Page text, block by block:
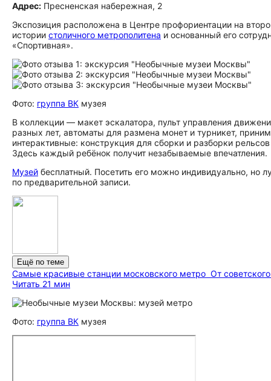
Адрес: Пресненская набережная, 2
Экспозиция расположена в Центре профориентации на
истории столичного метрополитена и основанный его
«Спортивная».
Фото: группа ВК музея
В коллекции — макет эскалатора, пульт управления
разных лет, автоматы для размена монет и турникет,
интерактивные: конструкция для сборки и разборки
Здесь каждый ребёнок получит незабываемые впечатления.
Музей бесплатный. Посетить его можно индивидуально, но
по предварительной записи.
Ещё по теме
Самые красивые станции московского метро От
Читать 21 мин
Фото: группа ВК музея